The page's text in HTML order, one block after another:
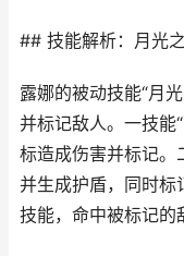
## 技能解析：月光
露娜的被动技能“月
并标记敌人。一技能
标造成伤害并标记。
并生成护盾，同时标
技能，命中被标记的